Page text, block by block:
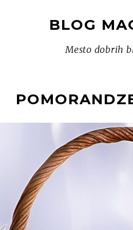
BLOG
Mesto dobrih